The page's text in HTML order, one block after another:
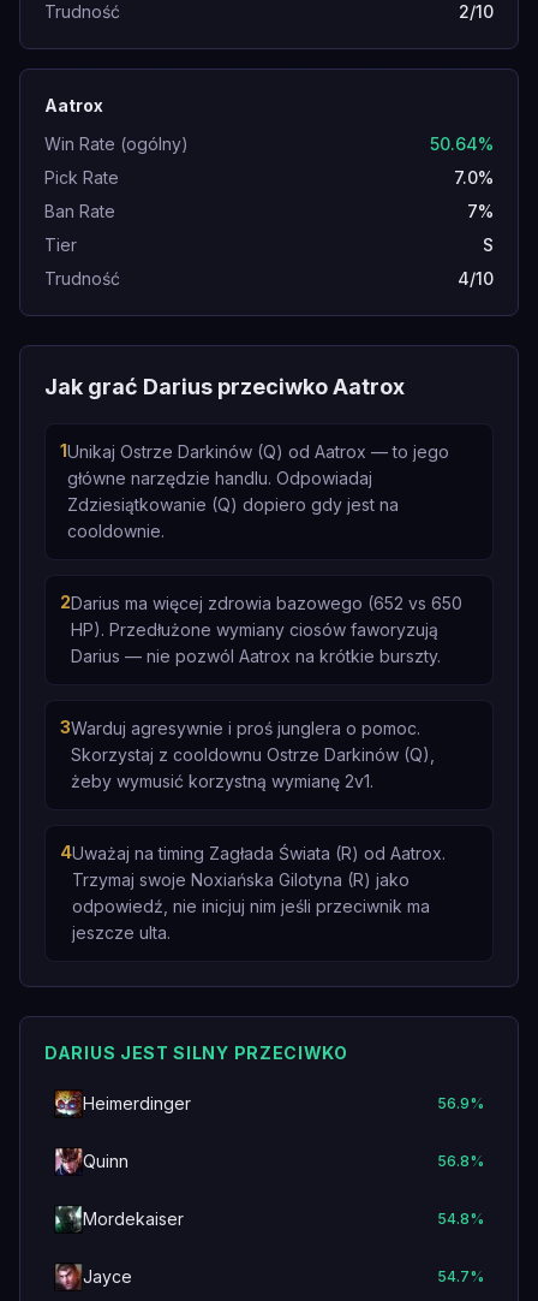
Trudność
2/10
Aatrox
Win Rate (ogólny)
50.64%
Pick Rate
7.0%
Ban Rate
7%
Tier
S
Trudność
4/10
Jak grać Darius przeciwko Aatrox
1Unikaj Ostrze Darkinów (Q) od Aatrox — to jego
główne narzędzie handlu. Odpowiadaj
Zdziesiątkowanie (Q) dopiero gdy jest na
cooldownie.
2Darius ma więcej zdrowia bazowego (652 vs 650
HP). Przedłużone wymiany ciosów faworyzują
Darius — nie pozwól Aatrox na krótkie burszty.
3Warduj agresywnie i proś junglera o pomoc.
Skorzystaj z cooldownu Ostrze Darkinów (Q),
żeby wymusić korzystną wymianę 2v1.
4Uważaj na timing Zagłada Świata (R) od Aatrox.
Trzymaj swoje Noxiańska Gilotyna (R) jako
odpowiedź, nie inicjuj nim jeśli przeciwnik ma
jeszcze ulta.
DARIUS JEST SILNY PRZECIWKO
Heimerdinger 56.9%
Quinn 56.8%
Mordekaiser 54.8%
Jayce 54.7%